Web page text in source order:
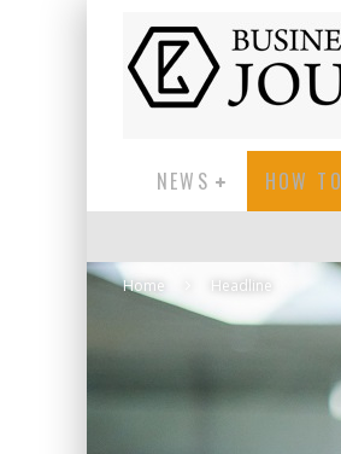
NEWS HOW TO
Home Headline